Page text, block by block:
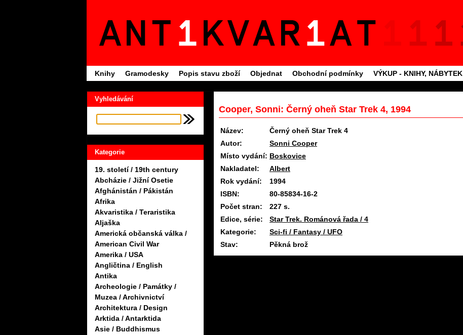
Knihy Gramodesky Popis stavu zboží Objednat Obchodní podmínky VÝKUP - KNIHY, NÁBYTEK
Vyhledávání
Kategorie
19. století / 19th century
Abcházie / Jižní Osetie
Afghánistán / Pákistán
Afrika
Akvaristika / Teraristika
Aljaška
Americká občanská válka /
American Civil War
Amerika / USA
Angličtina / English
Antika
Archeologie / Památky /
Muzea / Archivnictví
Architektura / Design
Arktida / Antarktida
Asie / Buddhismus
Cooper, Sonni: Černý oheň Star Trek 4, 1994
Název:
Černý oheň Star Trek 4
Autor:
Sonni Cooper
Místo vydání: Boskovice
Nakladatel:
Albert
Rok vydání:
1994
ISBN:
80-85834-16-2
Počet stran:
227 s.
Edice, série:
Star Trek. Románová řada / 4
Kategorie:
Sci-fi / Fantasy / UFO
Stav:
Pěkná brož